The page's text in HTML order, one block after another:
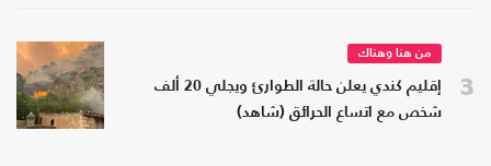
3
من هنا وهناك
إقليم كندي يعلن حالة الطوارئ ويجلي 20 ألف
شخص مع اتساع الحرائق (شاهد)